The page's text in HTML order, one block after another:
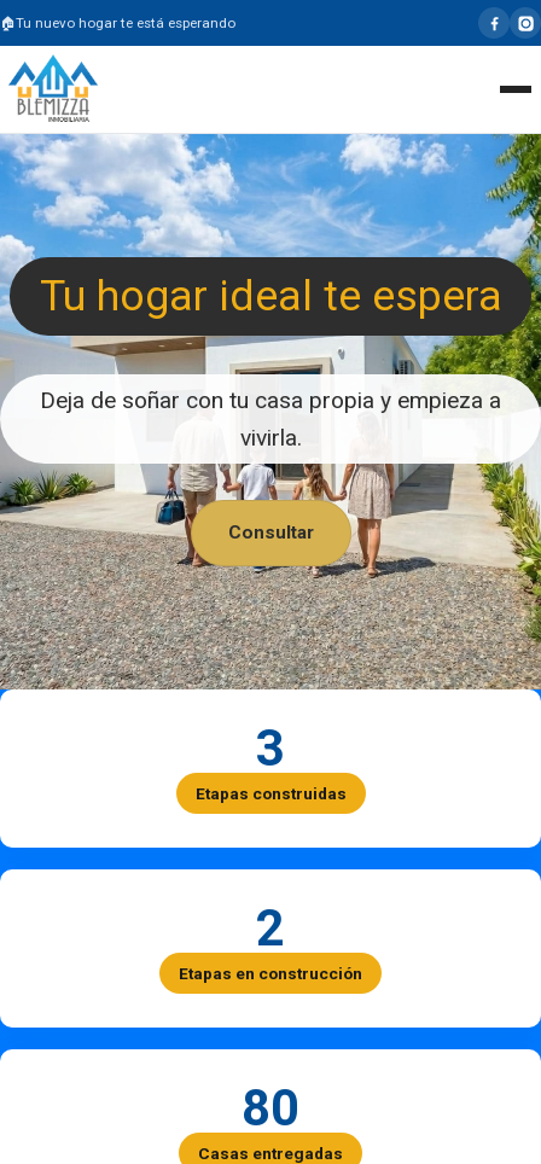
Tu nuevo hogar te está esperando
Tu hogar ideal te espera
Deja de soñar con tu casa propia y empieza a
vivirla.
Consultar
3
Etapas construidas
2
Etapas en construcción
80
Casas entregadas